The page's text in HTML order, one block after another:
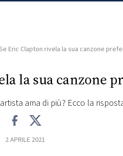
Eric Clapton rivela la sua canzone
la sua canzone
ama di più? Ecco la
2 APRILE 2021